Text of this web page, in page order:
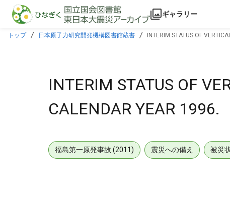
本文に飛ぶ
ギャラリー
トップ 日本原子力研究開発機構図書館蔵書 INTERIM STATUS OF
INTERIM STATUS OF
CALENDAR YEAR 1996.
福島第一原発事故 (2011) 震災への備え 被災